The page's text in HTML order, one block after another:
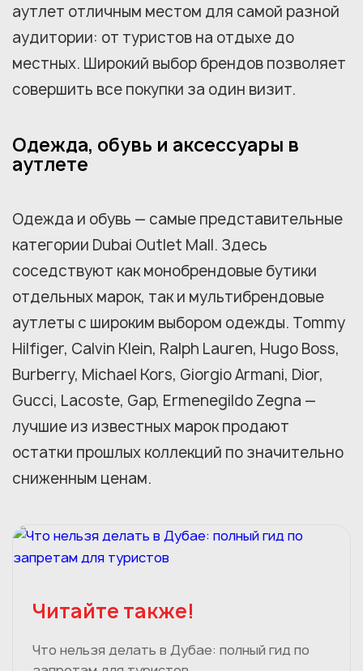
аутлет отличным местом для самой разной
аудитории: от туристов на отдыхе до
местных. Широкий выбор брендов позволяет
совершить все покупки за один визит.
Одежда, обувь и аксессуары в
аутлете
Одежда и обувь — самые представительные
категории Dubai Outlet Mall. Здесь
соседствуют как монобрендовые бутики
отдельных марок, так и мультибрендовые
аутлеты с широким выбором одежды. Tommy
Hilfiger, Calvin Klein, Ralph Lauren, Hugo Boss,
Burberry, Michael Kors, Giorgio Armani, Dior,
Gucci, Lacoste, Gap, Ermenegildo Zegna —
лучшие из известных марок продают
остатки прошлых коллекций по значительно
сниженным ценам.
Читайте также!
Что нельзя делать в Дубае: полный гид по